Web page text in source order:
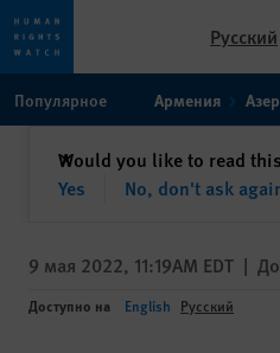
toto
content
Русский
Популярное Армения
Would you like to read
Yes
No, don't ask
✕закрыть
9 мая 2022, 11:19AM EDT |
Доступно на English Русский